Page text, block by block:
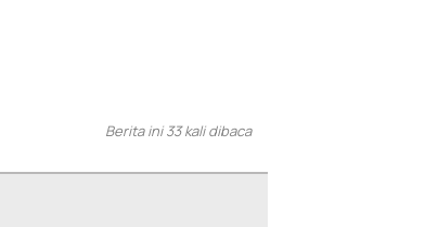
Berita ini 33 kali dibaca